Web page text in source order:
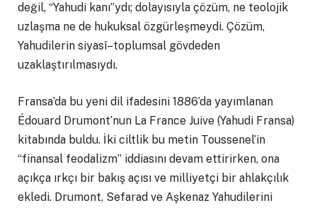
değil, “Yahudi kanı”ydı; dolayısıyla çözüm, ne teolojik
uzlaşma ne de hukuksal özgürleşmeydi. Çözüm,
Yahudilerin siyasî–toplumsal gövdeden
uzaklaştırılmasıydı.
Fransa’da bu yeni dil ifadesini 1886’da yayımlanan
Édouard Drumont’nun La France Juive (Yahudi Fransa)
kitabında buldu. İki ciltlik bu metin Toussenel’in
“finansal feodalizm” iddiasını devam ettirirken, ona
açıkça ırkçı bir bakış açısı ve milliyetçi bir ahlakçılık
ekledi. Drumont, Sefarad ve Aşkenaz Yahudilerini